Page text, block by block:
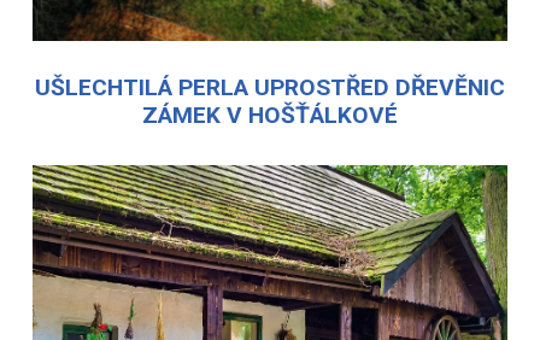
UŠLECHTILÁ PERLA UPROSTŘED DŘEVĚNIC
ZÁMEK V HOŠŤÁLKOVÉ